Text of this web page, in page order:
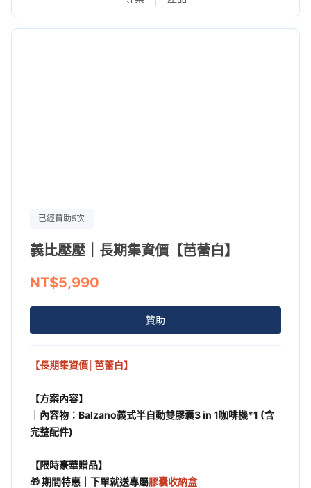
已經贊助5次
義比壓壓｜長期集資價【芭蕾白】
NT$5,990
贊助
【長期集資價│芭蕾白】
【方案內容】
｜內容物： Balzano義式半自動雙膠囊3 in 1咖啡機*1 (含
完整配件)
【限時豪華贈品】
🎁 期間特惠｜下單就送專屬膠囊收納盒